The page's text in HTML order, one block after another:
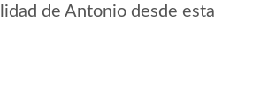
de Antonio desde esta